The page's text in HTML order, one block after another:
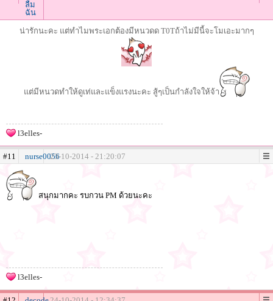
ลืม
ฉัน
น่ารักนะคะ แต่ทำไมพระเอกต้องมีหนวดด T0Tถ้าไม่มีนี้จะโมเอะมากๆ
แต่มีหนวดทำให้ดูเท่และแข็งแรงนะคะ สู้ๆเป็นกำลังใจให้จ้า
l3elles-
#11 nurse005623-10-2014 - 21:20:07
สนุกมากคะ รบกวน PM ด้วยนะคะ
l3elles-